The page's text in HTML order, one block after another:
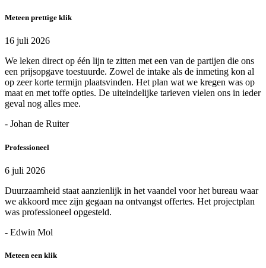
Meteen prettige klik
16 juli 2026
We leken direct op één lijn te zitten met een van de partijen die ons
een prijsopgave toestuurde. Zowel de intake als de inmeting kon al
op zeer korte termijn plaatsvinden. Het plan wat we kregen was op
maat en met toffe opties. De uiteindelijke tarieven vielen ons in ieder
geval nog alles mee.
- Johan de Ruiter
Professioneel
6 juli 2026
Duurzaamheid staat aanzienlijk in het vaandel voor het bureau waar
we akkoord mee zijn gegaan na ontvangst offertes. Het projectplan
was professioneel opgesteld.
- Edwin Mol
Meteen een klik